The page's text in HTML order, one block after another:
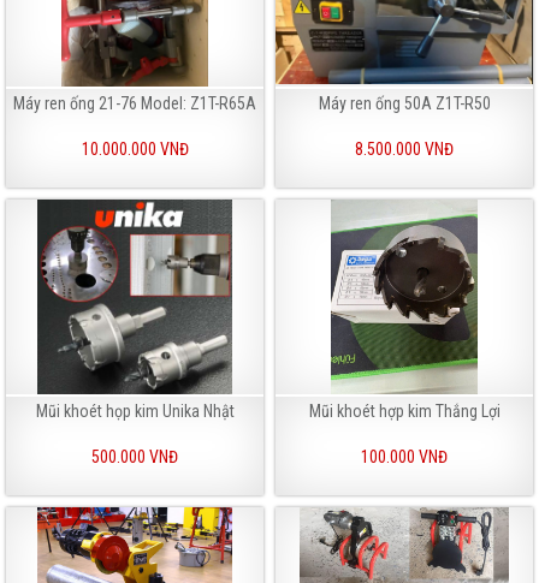
Máy ren ống 21-76 Model: Z1T-R65A
10.000.000 VNĐ
Máy ren ống 50A Z1T-R50
8.500.000 VNĐ
Mũi khoét họp kim Unika Nhật
500.000 VNĐ
Mũi khoét hợp kim Thắng Lợi
100.000 VNĐ